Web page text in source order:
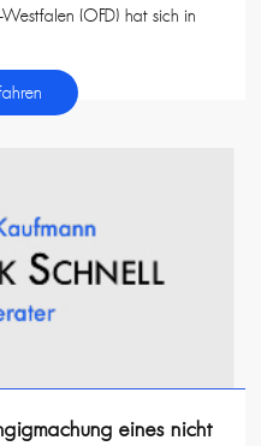
(OFD) hat sich in
eines nicht